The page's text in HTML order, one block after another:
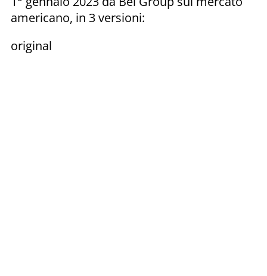
americano, in 3 versioni:
original